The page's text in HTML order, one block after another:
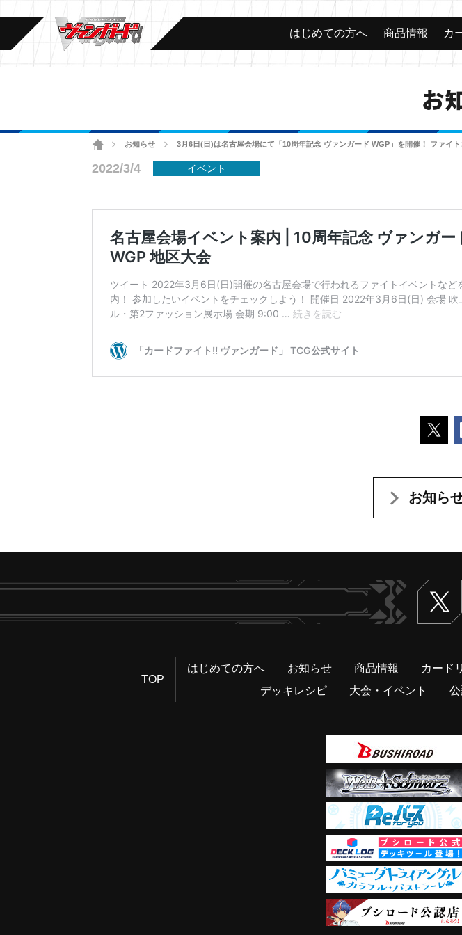
はじめての方へ 商品情報 カ
お
ホームお知らせ 3月6日(日)は名古屋会場にて「10周年記念 ヴァンガード WGP」を開催！ ファイ
2022/3/4 イベント
お知ら
TOP
はじめての方へ お知らせ 商品情報 カード
デッキレシピ
大会・イベント